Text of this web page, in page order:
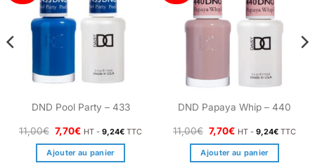
DND Pool Party – 433
11,00€ Le
prix
initial
était :
7,70€Le
actuel
est :
HT -9,24€ TTC
Ajouter au panier
DND Papaya Whip – 440
11,00€ Le
prix
initial
était :
7,70€Le
actuel
est :
HT -9,24€ TTC
Ajouter au panier